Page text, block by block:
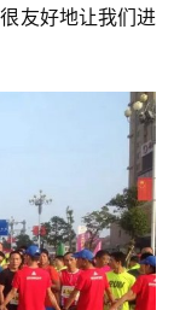
友好地让我们进